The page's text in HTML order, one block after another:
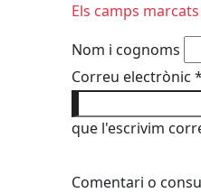
Els camps
Nom i cognoms
Correu electrònic *
que l'escrivim
Comentari o